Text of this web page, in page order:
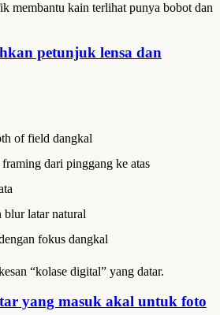
membantu kain terlihat punya bobot dan
petunjuk lensa dan
of field dangkal
dari pinggang ke atas
latar natural
fokus dangkal
“kolase digital” yang datar.
yang masuk akal untuk foto